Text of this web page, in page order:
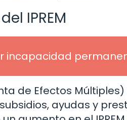
IPREM
incapacidad
de Efectos
ayudas y